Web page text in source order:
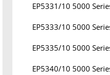
EP5331/10 5000
EP5333/10 5000
EP5335/10 5000
EP5340/10 5000